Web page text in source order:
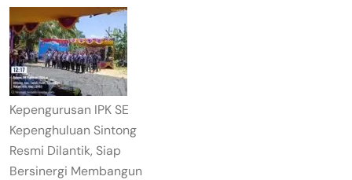
Kepengurusan IPK SE
Kepenghuluan Sintong
Resmi Dilantik, Siap
Bersinergi Membangun